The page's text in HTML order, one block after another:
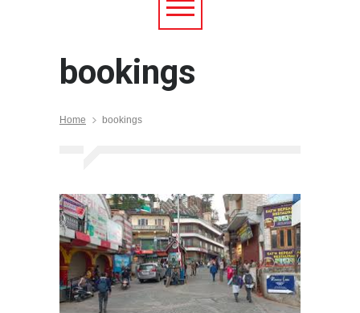
bookings
Home bookings